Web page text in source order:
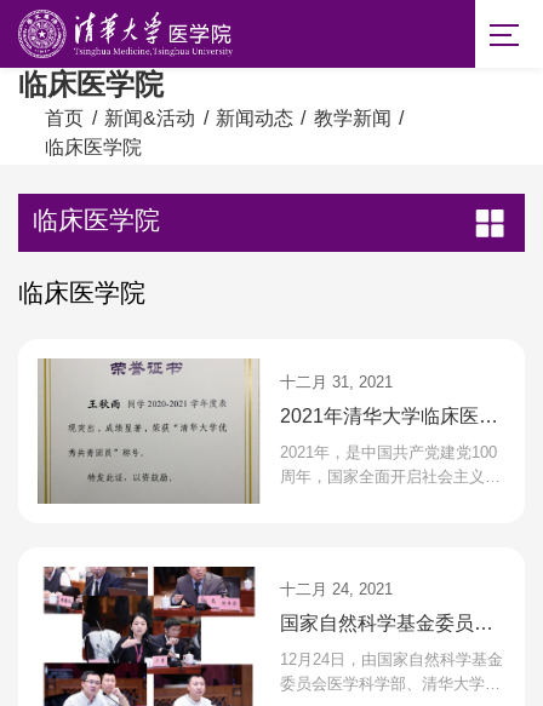
临床医学院
首页 / 新闻&活动 / 新闻动态 / 教学新闻 /
临床医学院
临床医学院
临床医学院
十二月 31, 2021
2021年清华大学临床医学
院教学工作总结
2021年，是中国共产党建党100
周年，国家全面开启社会主义现
十二月 24, 2021
国家自然科学基金委员会
医学科学部来校开展 “现代
医学研究范式”调研座谈
12月24日，由国家自然科学基金
委员会医学科学部、清华大学科